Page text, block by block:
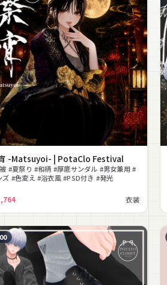
-Matsuyoi- | PotaClo Festival
#夏祭り #和柄 #厚底サンダル #男女兼用 #
ズ #色変え #浴衣風 #PSD付き #発光
衣装